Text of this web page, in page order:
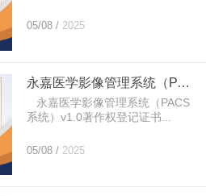
05/08 / 2025
永嘉医学影像管理系统（PACS系统）v1.0著作权登记证书
永嘉医学影像管理系统（PACS
系统）v1.0著作权登记证书...
05/08 / 2025